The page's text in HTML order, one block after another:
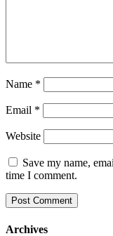
Name *
Email *
Website
Save my name,
time I comment.
Archives